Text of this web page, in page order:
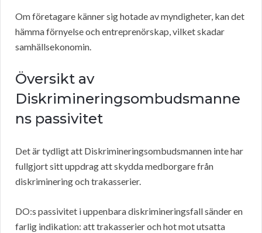
Om företagare känner sig hotade av myndigheter, kan det
hämma förnyelse och entreprenörskap, vilket skadar
samhällsekonomin.
Översikt av
Diskrimineringsombudsmanne
ns passivitet
Det är tydligt att Diskrimineringsombudsmannen inte har
fullgjort sitt uppdrag att skydda medborgare från
diskriminering och trakasserier.
DO:s passivitet i uppenbara diskrimineringsfall sänder en
farlig indikation: att trakasserier och hot mot utsatta